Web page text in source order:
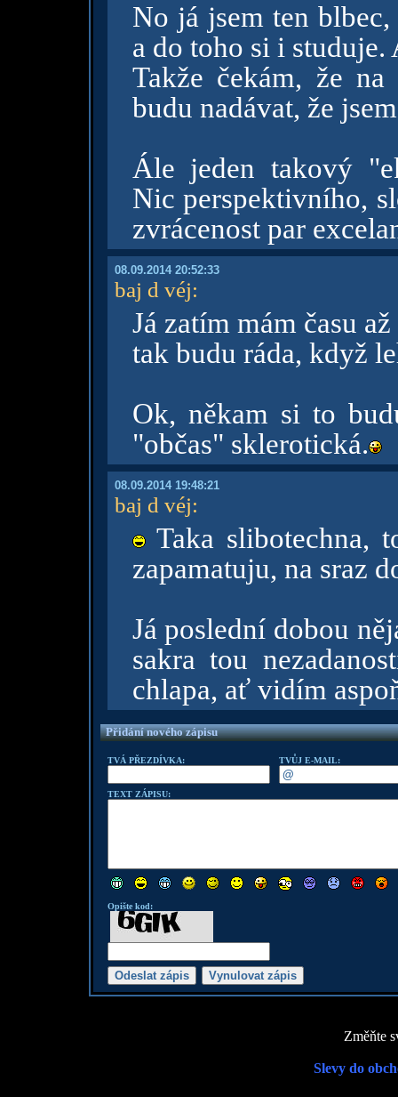
No já jsem ten
a do toho si i
Takže čekám, že
budu nadávat, že
Ále jeden takový
Nic perspektivního,
zvrácenost par
08.09.2014 20:52:33
baj d véj:
Já zatím mám času
tak budu ráda, když
Ok, někam si to
"občas" sklerotická.
08.09.2014 19:48:21
baj d véj:
Taka slibotechna,
zapamatuju, na sraz
Já poslední dobou
sakra tou
chlapa, ať vidím
Přidání nového zápisu
TVÁ PŘEZDÍVKA: TVŮJ E-MAIL:
TEXT ZÁPISU:
Opište kod:
Změňte
Slevy do